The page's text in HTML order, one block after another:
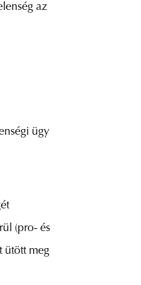
az
ügy
(pro- és
ütött meg